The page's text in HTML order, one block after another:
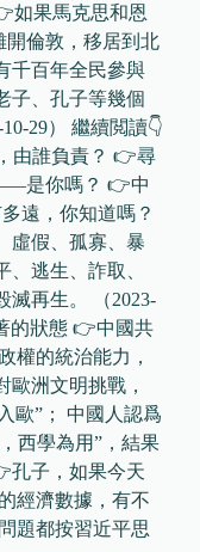
如果馬克思和恩
開倫敦，移居到北
千百年全民參與
子、孔子等幾個
29） 繼續閲讀👇
由誰負責？ 👉尋
是你嗎？ 👉中
遠，你知道嗎？
虛假、孤寡、暴
逃生、詐取、
滅再生。 （2023-
的狀態 👉中國共
權的統治能力，
洲文明挑戰，
歐”； 中國人認爲
西學為用”，結果
孔子，如果今天
經濟數據，有不
題都按習近平思